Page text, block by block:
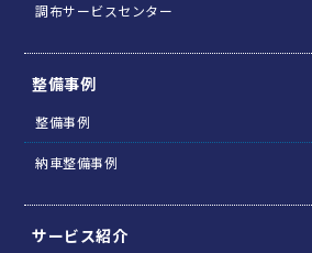
調布サービスセンター
整備事例
整備事例
納車整備事例
サービス紹介